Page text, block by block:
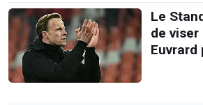
Le
de viser
Euvrard